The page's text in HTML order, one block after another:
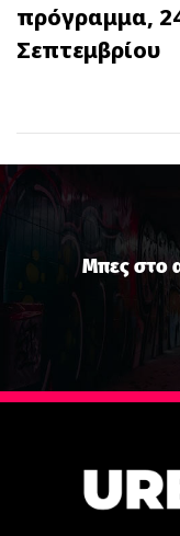
πρόγραμμα,
Σεπτεμβρίου
Μπες στο